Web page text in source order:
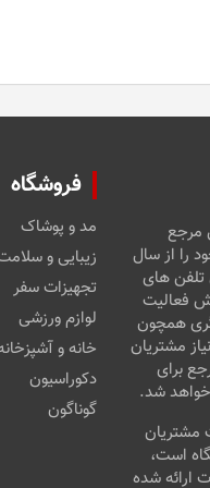
مرجع
را از سال
تلفن های
فعالیت
همچون
مشتریان
برای
خواهد شد.
مشتریان
است،
ارائه شده
فروشگاه
مد و پوشاک
زیبایی و
تجهیزات سفر
لوازم ورزشی
خانه و
دکوراسیون
گوناگون